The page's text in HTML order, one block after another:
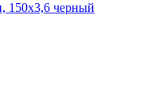
150х3,6 черный